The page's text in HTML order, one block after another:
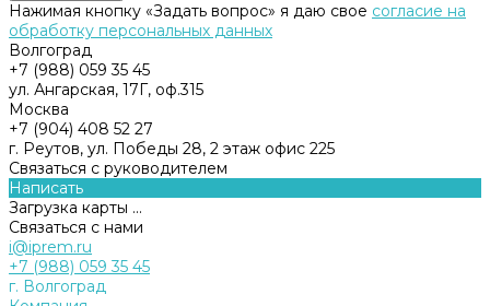
Нажимая кнопку «Задать вопрос» я даю свое согласие на
обработку персональных данных
Волгоград
+7 (988) 059 35 45
ул. Ангарская, 17Г, оф.315
Москва
+7 (904) 408 52 27
г. Реутов, ул. Победы 28, 2 этаж офис 225
Связаться с руководителем
Написать
Загрузка карты ...
Связаться с нами
i@iprem.ru
+7 (988) 059 35 45
г. Волгоград